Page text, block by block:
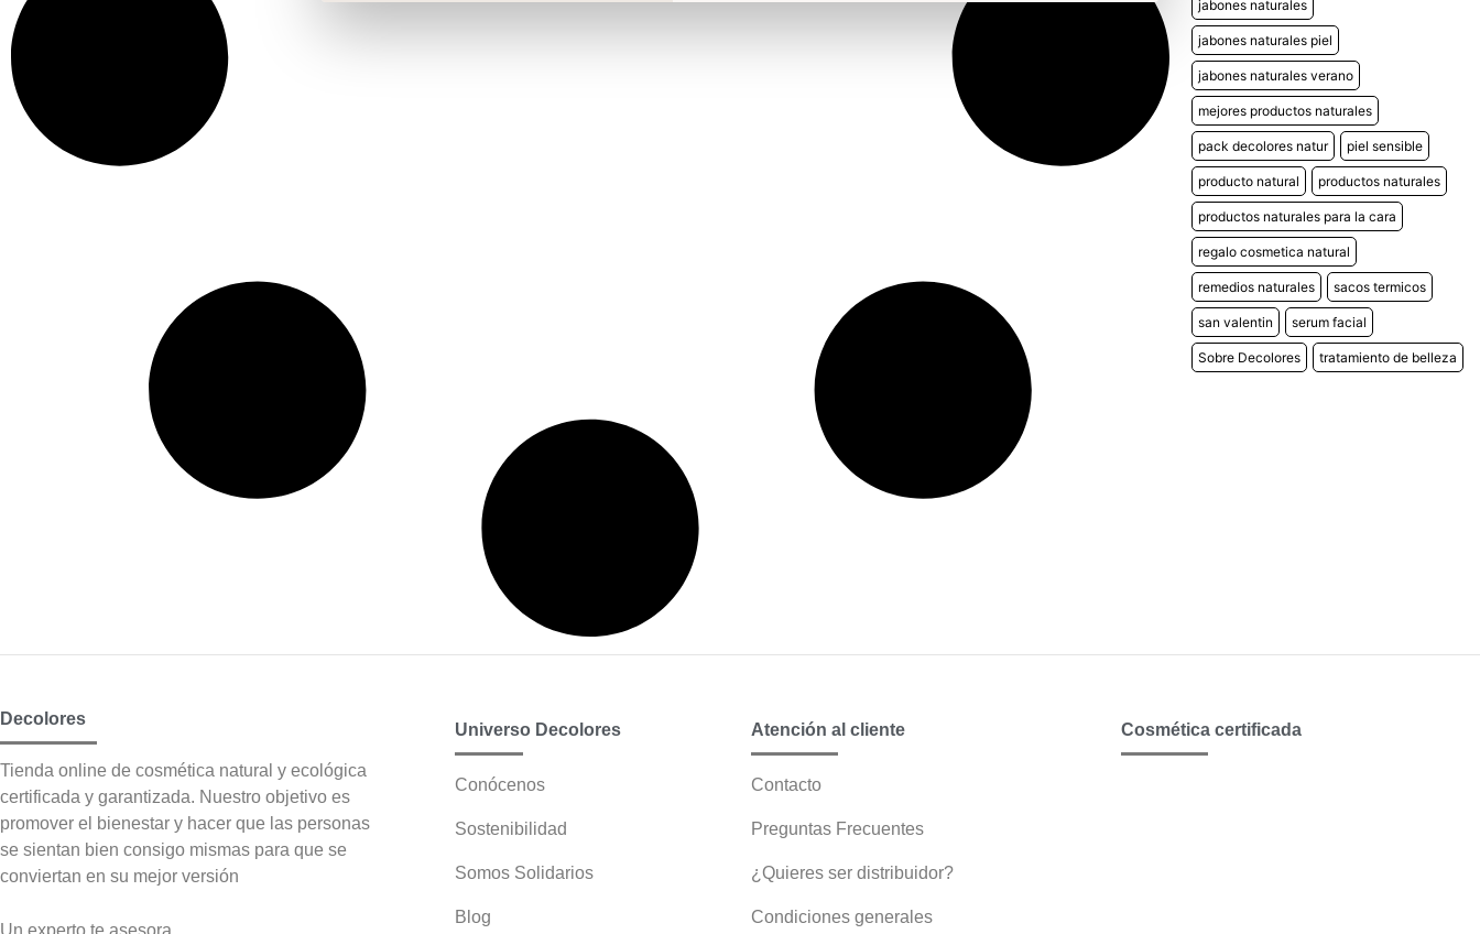
jabones naturales
jabones naturales piel
jabones naturales verano
mejores productos naturales
pack decolores natur piel sensible
producto natural productos naturales
productos naturales para la cara
regalo cosmetica natural
remedios naturales sacos termicos
san valentin serum facial
Sobre Decolores tratamiento de belleza
Decolores
Tienda online de cosmética natural y ecológica
certificada y garantizada. Nuestro objetivo es
promover el bienestar y hacer que las personas
se sientan bien consigo mismas para que se
conviertan en su mejor versión
Un experto te asesora
Universo Decolores
Conócenos
Sostenibilidad
Somos Solidarios
Blog
Atención al cliente
Contacto
Preguntas Frecuentes
¿Quieres ser distribuidor?
Condiciones generales
Cosmética certificada